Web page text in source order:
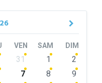
VEN SAM DIM
31 1
2
7 8
9